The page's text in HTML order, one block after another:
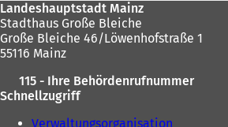
Landeshauptstadt Mainz
Stadthaus Große Bleiche
Große Bleiche 46/Löwenhofstraße 1
55116 Mainz
115 - Ihre Behördenrufnummer
Schnellzugriff
Verwaltungsorganisation